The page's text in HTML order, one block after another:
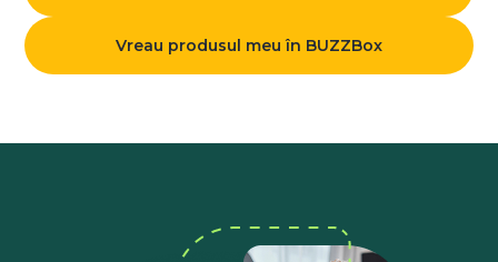
Vreau produsul meu în BUZZBox